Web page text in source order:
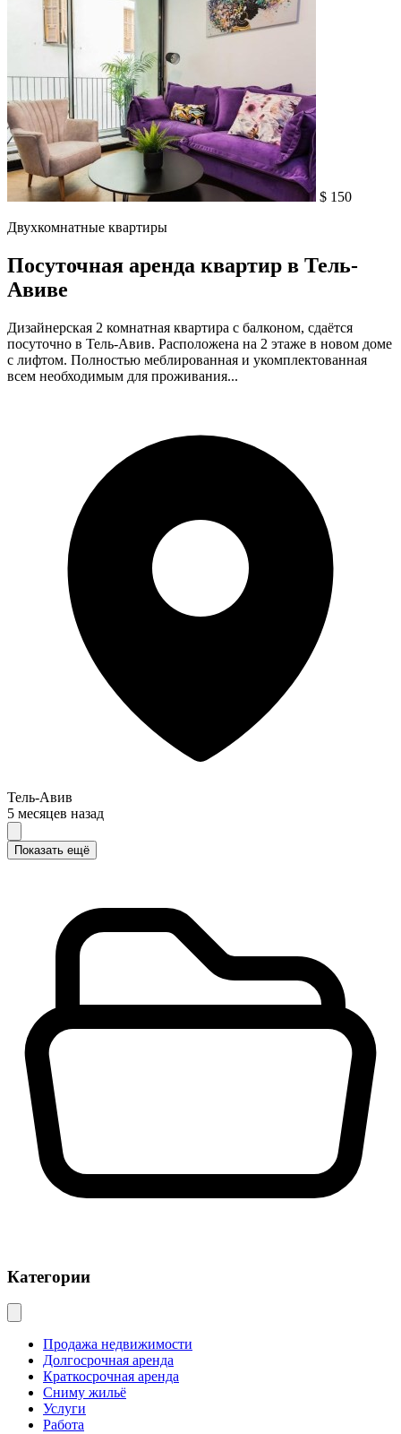
$ 150
Двухкомнатные квартиры
Посуточная аренда квартир в Тель-
Авиве
Дизайнерская 2 комнатная квартира с балконом, сдаётся
посуточно в Тель-Авив. Расположена на 2 этаже в новом доме
с лифтом. Полностью меблированная и укомплектованная
всем необходимым для проживания...
Тель-Авив
5 месяцев назад
Показать ещё
Категории
Продажа недвижимости
Долгосрочная аренда
Краткосрочная аренда
Сниму жильё
Услуги
Работа